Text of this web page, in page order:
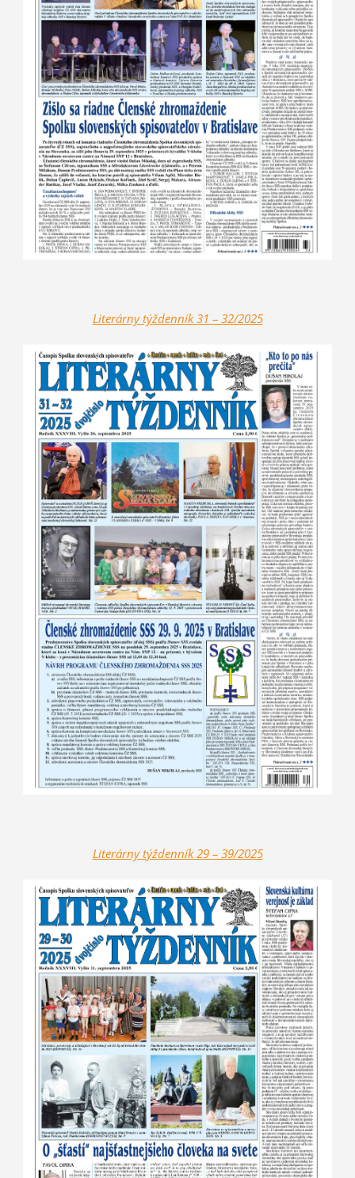
Literárny týždenník 31 – 32/2025
Literárny týždenník 29 – 39/2025